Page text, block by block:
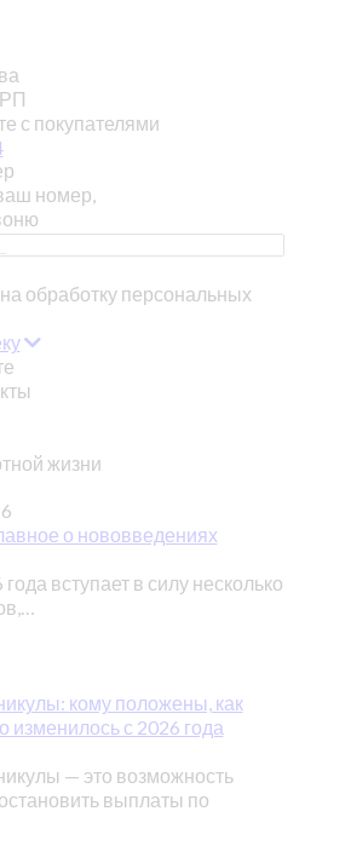
с покупателями
номер,
обработку персональных
жизни
о нововведениях
вступает в силу несколько
кому положены, как
изменилось с 2026 года
— это возможность
выплаты по